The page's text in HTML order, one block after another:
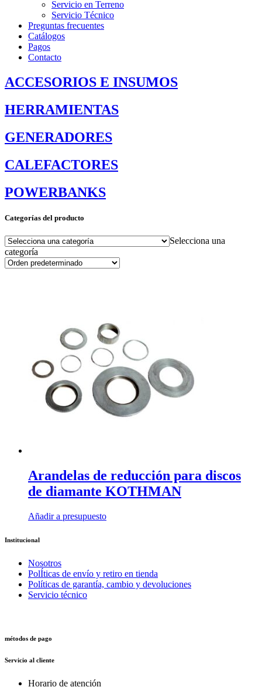
Servicio en Terreno
Servicio Técnico
Preguntas frecuentes
Catálogos
Pagos
Contacto
ACCESORIOS E INSUMOS
HERRAMIENTAS
GENERADORES
CALEFACTORES
POWERBANKS
Categorías del producto
Selecciona una
categoría
Arandelas de reducción para discos
de diamante KOTHMAN
Añadir a presupuesto
Institucional
Nosotros
PolÍticas de envío y retiro en tienda
Políticas de garantía, cambio y devoluciones
Servicio técnico
métodos de pago
Servicio al cliente
Horario de atención